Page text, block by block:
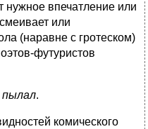
нужное впечатление или
или
(наравне с гротеском)
футуристов
пылал.
комического